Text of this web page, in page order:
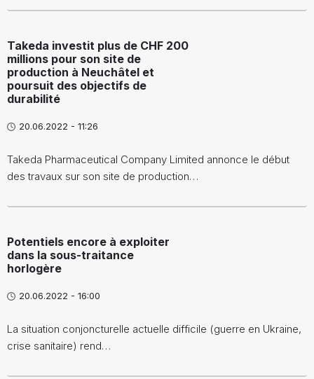
Takeda investit plus de CHF 200
millions pour son site de
production à Neuchâtel et
poursuit des objectifs de
durabilité
20.06.2022 - 11:26
Takeda Pharmaceutical Company Limited annonce le début
des travaux sur son site de production…
Potentiels encore à exploiter
dans la sous-traitance
horlogère
20.06.2022 - 16:00
La situation conjoncturelle actuelle difficile (guerre en Ukraine,
crise sanitaire) rend…